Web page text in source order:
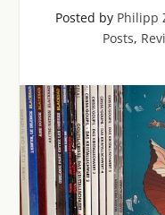
Posted by Philipp
Posts,